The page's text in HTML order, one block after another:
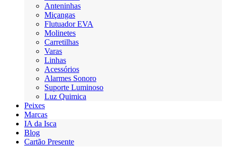
Anteninhas
Miçangas
Flutuador EVA
Molinetes
Carretilhas
Varas
Linhas
Acessórios
Alarmes Sonoro
Suporte Luminoso
Luz Quimica
Peixes
Marcas
IA da Isca
Blog
Cartão Presente